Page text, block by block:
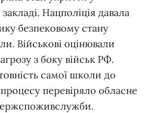
Нацполіція давала
безпековому стану
Військові оцінювали
з боку військ РФ.
самої школи до
перевіряло обласне